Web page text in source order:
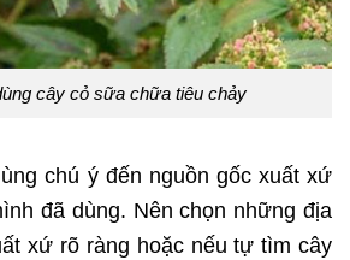
cây cỏ sữa chữa tiêu chảy
chú ý đến nguồn gốc xuất xứ
đã dùng. Nên chọn những địa
xứ rõ ràng hoặc nếu tự tìm cây